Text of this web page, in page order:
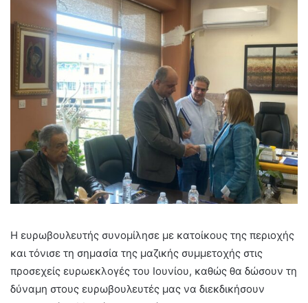
Η ευρωβουλευτής συνομίλησε με κατοίκους της περιοχής
και τόνισε τη σημασία της μαζικής συμμετοχής στις
προσεχείς ευρωεκλογές του Ιουνίου, καθώς θα δώσουν τη
δύναμη στους ευρωβουλευτές μας να διεκδικήσουν